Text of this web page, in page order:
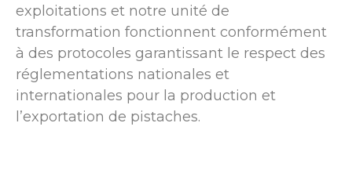
exploitations et notre unité de
transformation fonctionnent conformément
à des protocoles garantissant le respect des
réglementations nationales et
internationales pour la production et
l’exportation de pistaches.